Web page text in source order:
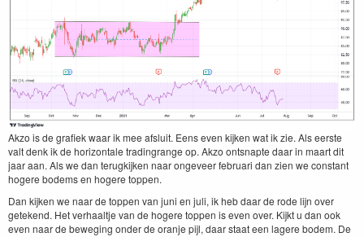
Akzo is de grafiek waar ik mee afs­luit. Eens even kijken wat ik zie. Als eerste
valt denk ik de hor­i­zon­tale trad­in­grange op. Akzo ontsnapte daar in maart dit
jaar aan. Als we dan terugk­ijken naar ongeveer feb­ru­ari dan zien we con­stant
hogere bodems en hogere toppen.
Dan kijken we naar de top­pen van juni en juli, ik heb daar de rode lijn over
getek­end. Het ver­haalt­je van de hogere top­pen is even over. Kijkt u dan ook
even naar de beweg­ing onder de oran­je pijl, daar staat een lagere bodem. De